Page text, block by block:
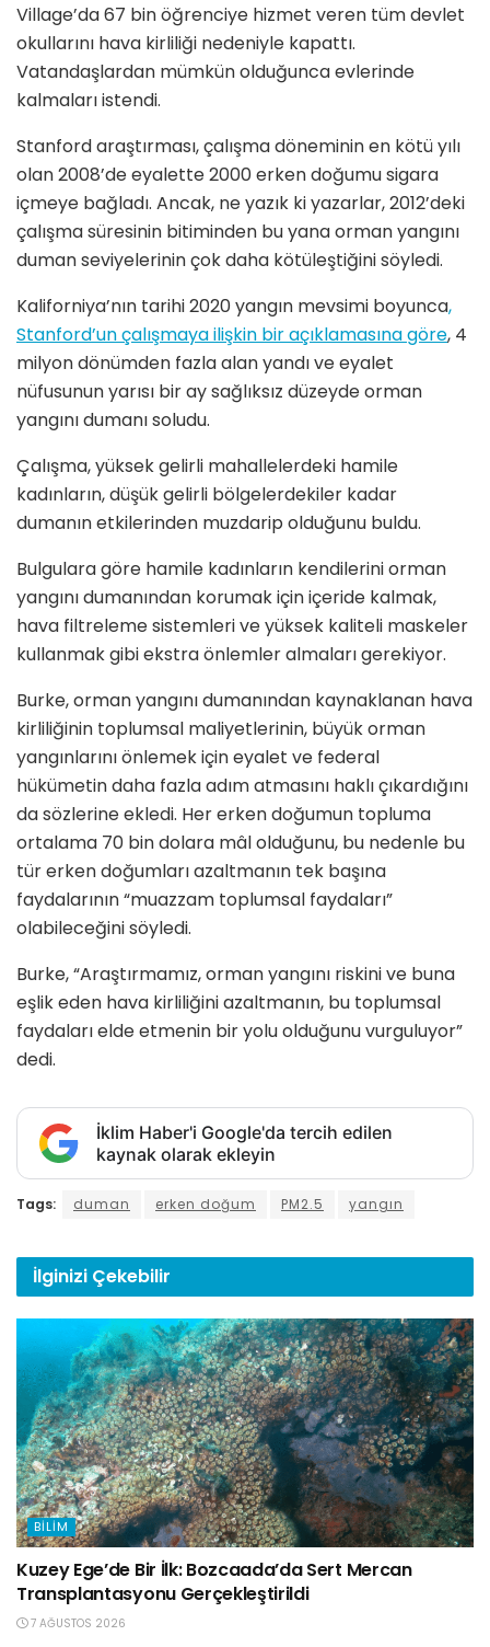
Village’da 67 bin öğrenciye hizmet veren tüm devlet
okullarını hava kirliliği nedeniyle kapattı.
Vatandaşlardan mümkün olduğunca evlerinde
kalmaları istendi.
Stanford araştırması, çalışma döneminin en kötü yılı
olan 2008’de eyalette 2000 erken doğumu sigara
içmeye bağladı. Ancak, ne yazık ki yazarlar, 2012’deki
çalışma süresinin bitiminden bu yana orman yangını
duman seviyelerinin çok daha kötüleştiğini söyledi.
Kaliforniya’nın tarihi 2020 yangın mevsimi boyunca,
Stanford’un çalışmaya ilişkin bir açıklamasına göre, 4
milyon dönümden fazla alan yandı ve eyalet
nüfusunun yarısı bir ay sağlıksız düzeyde orman
yangını dumanı soludu.
Çalışma, yüksek gelirli mahallelerdeki hamile
kadınların, düşük gelirli bölgelerdekiler kadar
dumanın etkilerinden muzdarip olduğunu buldu.
Bulgulara göre hamile kadınların kendilerini orman
yangını dumanından korumak için içeride kalmak,
hava filtreleme sistemleri ve yüksek kaliteli maskeler
kullanmak gibi ekstra önlemler almaları gerekiyor.
Burke, orman yangını dumanından kaynaklanan hava
kirliliğinin toplumsal maliyetlerinin, büyük orman
yangınlarını önlemek için eyalet ve federal
hükümetin daha fazla adım atmasını haklı çıkardığını
da sözlerine ekledi. Her erken doğumun topluma
ortalama 70 bin dolara mâl olduğunu, bu nedenle bu
tür erken doğumları azaltmanın tek başına
faydalarının “muazzam toplumsal faydaları”
olabileceğini söyledi.
Burke, “Araştırmamız, orman yangını riskini ve buna
eşlik eden hava kirliliğini azaltmanın, bu toplumsal
faydaları elde etmenin bir yolu olduğunu vurguluyor”
dedi.
İklim Haber'i Google'da tercih edilen
kaynak olarak ekleyin
Tags: duman erken doğum PM2.5 yangın
İlginizi Çekebilir
BILIM
Kuzey Ege’de Bir İlk: Bozcaada’da Sert Mercan
Transplantasyonu Gerçekleştirildi
7 AĞUSTOS 2026